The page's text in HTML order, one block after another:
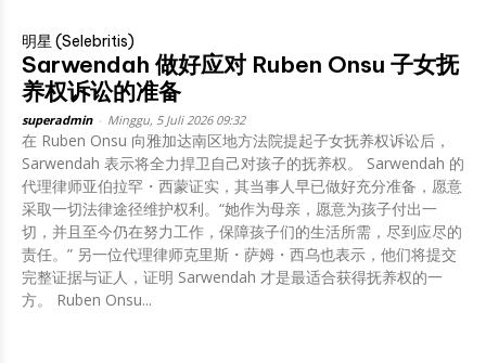
明星 (Selebritis)
Sarwendah 做好应对 Ruben Onsu 子女抚
养权诉讼的准备
superadmin Minggu, 5 Juli 2026 09:32
在 Ruben Onsu 向雅加达南区地方法院提起子女抚养权诉讼后，
Sarwendah 表示将全力捍卫自己对孩子的抚养权。 Sarwendah 的
代理律师亚伯拉罕・西蒙证实，其当事人早已做好充分准备，愿意
采取一切法律途径维护权利。“她作为母亲，愿意为孩子付出一
切，并且至今仍在努力工作，保障孩子们的生活所需，尽到应尽的
责任。” 另一位代理律师克里斯・萨姆・西乌也表示，他们将提交
完整证据与证人，证明 Sarwendah 才是最适合获得抚养权的一
方。 Ruben Onsu...